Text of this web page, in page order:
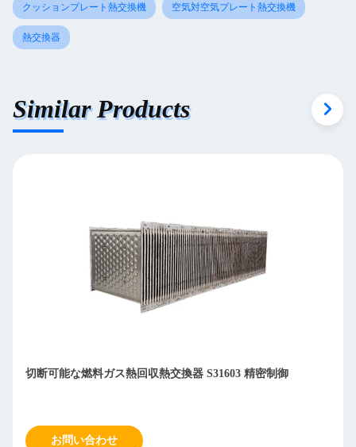
クッションプレート熱交換機 空気対空気プレート熱交換機
熱交換器
Similar Products
コンパクトデザインガスから空気プレート熱交換機 S30408
お問い合わせ